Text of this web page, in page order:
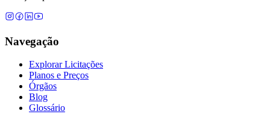
Navegação
Explorar Licitações
Planos e Preços
Órgãos
Blog
Glossário